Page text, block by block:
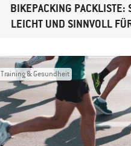
BIKEPACKING PACKLISTE:
LEICHT UND SINNVOLL
Training & Gesundheit